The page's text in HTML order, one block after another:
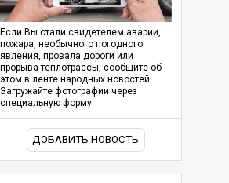
Если Вы стали свидетелем аварии,
пожара, необычного погодного
явления, провала дороги или
прорыва теплотрассы, сообщите об
этом в ленте народных новостей.
Загружайте фотографии через
специальную форму.
ДОБАВИТЬ НОВОСТЬ